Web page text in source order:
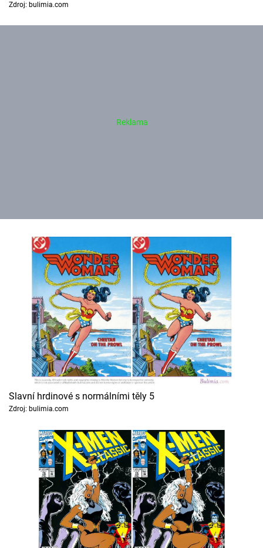
Zdroj: bulimia.com
Slavní hrdinové s normálními těly 5
Zdroj: bulimia.com